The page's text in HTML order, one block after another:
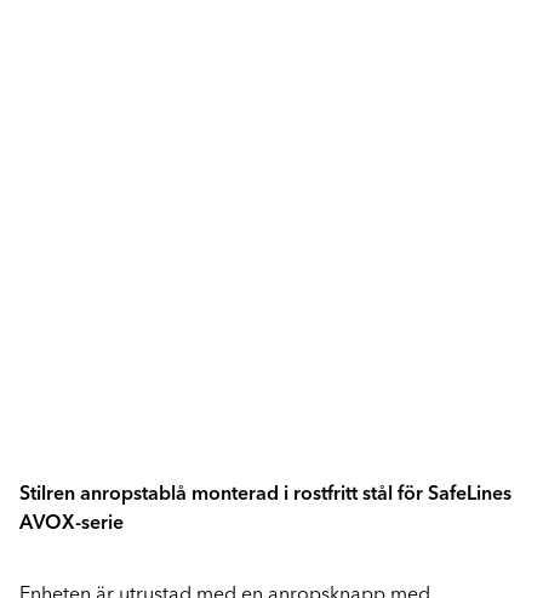
Stilren anropstablå monterad i rostfritt stål för SafeLines
AVOX-­serie